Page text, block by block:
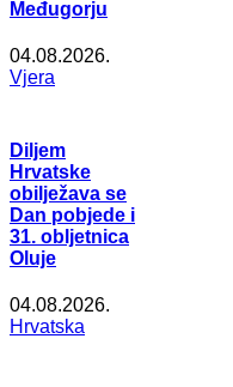
Međugorju
04.08.2026.
Vjera
Diljem
Hrvatske
obilježava se
Dan pobjede i
31. obljetnica
Oluje
04.08.2026.
Hrvatska